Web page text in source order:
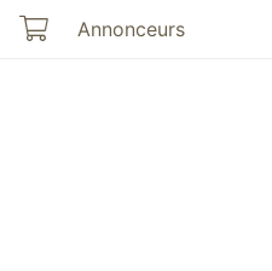
Mon panier
Annonceurs